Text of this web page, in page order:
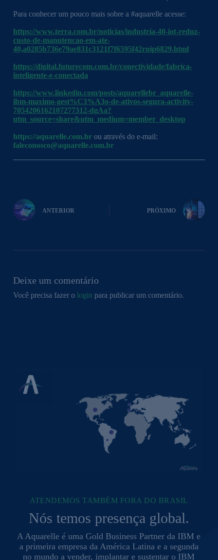
Para conhecer um pouco mais sobre a #aquarelle acesse:
https://www.terra.com.br/noticias/industria-40-iot-reduz-
custo-de-manutencao-em-ate-
40,a0285b736e79ae831c3121f7f6595f42rnip6829.html
https://digital.futurecom.com.br/conectividade/fabrica-
inteligente-e-conectada
https://www.linkedin.com/posts/aquarellebr_aquarelle-
ibm-maximo-gest%C3%A3o-de-ativos-segura-activity-
7054206162107277312-dgAa?
utm_source=share&utm_medium=member_desktop
https://aquarelle.com.brou através do e-mail:
faleconosco@aquarelle.com.br
ANTERIOR PRÓXIMO
Deixe um comentário
Você precisa fazer o login para publicar um comentário.
ATENDEMOS TAMBÉM FORA DO BRASIL
Nós temos presença global.
A Aquarelle é uma Gold Business Partner da IBM e
a primeira empresa da América Latina e a segunda
no mundo a vender, implantar e sustentar o IBM